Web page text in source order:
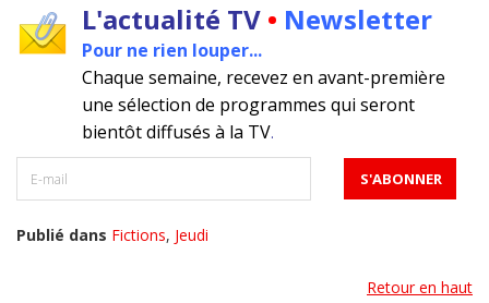
L'actualité TV • Newsletter
Pour ne rien louper...
Chaque semaine, recevez en avant-première
une sélection de programmes qui seront
bientôt diffusés à la TV.
Publié dans Fictions, Jeudi
Retour en haut